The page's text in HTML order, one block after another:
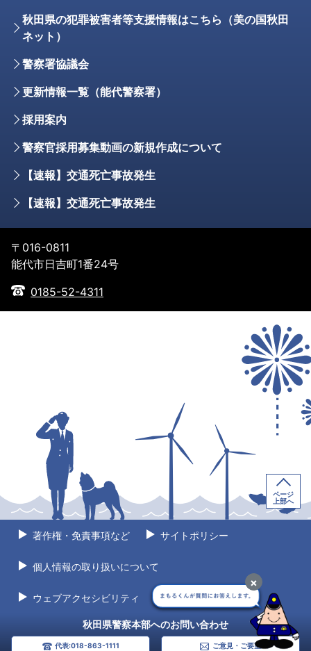
秋田県の犯罪被害者等支援情報はこちら（美の国秋田
ネット）
警察署協議会
更新情報一覧（能代警察署）
採用案内
警察官採用募集動画の新規作成について
【速報】交通死亡事故発生
【速報】交通死亡事故発生
〒016-0811
能代市日吉町1番24号
0185-52-4311
×
著作権・免責事項など サイトポリシー
個人情報の取り扱いについて
ウェブアクセシビリティ サイトマップ
秋田県警察本部へのお問い合わせ
代表:018-863-1111 ご意見・ご要望
ページ
上部へ